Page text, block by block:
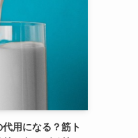
用になる？筋ト